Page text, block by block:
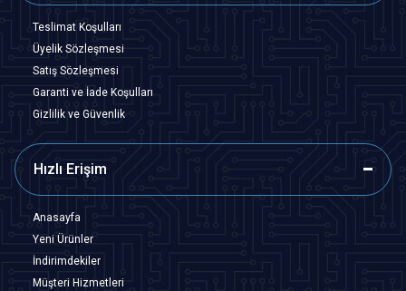
Teslimat Koşulları
Üyelik Sözleşmesi
Satış Sözleşmesi
Garanti ve İade Koşulları
Gizlilik ve Güvenlik
Hızlı Erişim
Anasayfa
Yeni Ürünler
İndirimdekiler
Müşteri Hizmetleri